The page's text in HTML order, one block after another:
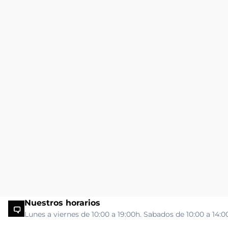
Nuestros horarios
Lunes a viernes de 10:00 a 19:00h. Sabados de 10:00 a